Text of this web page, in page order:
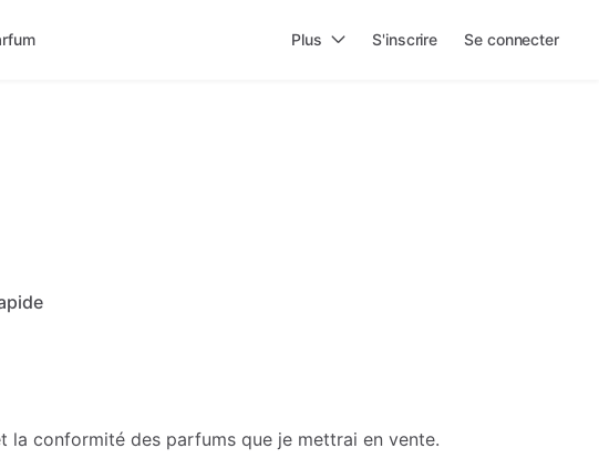
Plus S'inscrire Se connecter
la conformité des parfums que je mettrai en vente.